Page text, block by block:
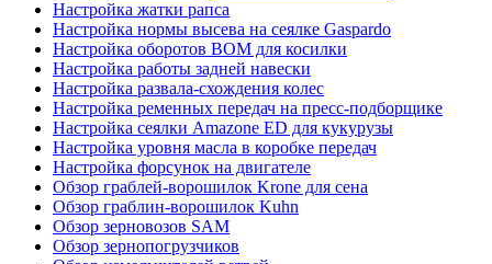
Настройка жатки рапса
Настройка нормы высева на сеялке Gaspardo
Настройка оборотов ВОМ для косилки
Настройка работы задней навески
Настройка развала-схождения колес
Настройка ременных передач на пресс-подборщике
Настройка сеялки Amazone ED для кукурузы
Настройка уровня масла в коробке передач
Настройка форсунок на двигателе
Обзор граблей-ворошилок Krone для сена
Обзор граблин-ворошилок Kuhn
Обзор зерновозов SAM
Обзор зернопогрузчиков